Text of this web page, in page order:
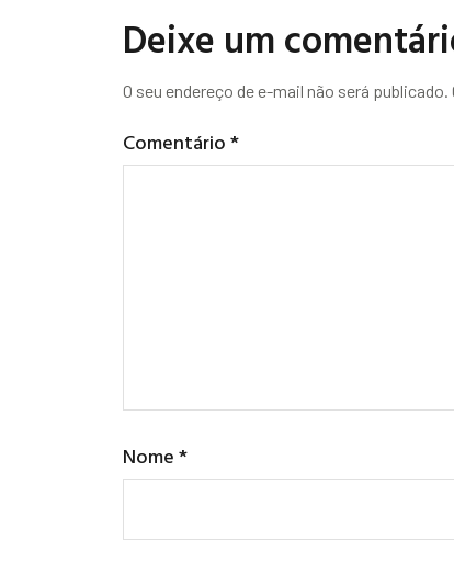
Deixe um
O seu endereço de e-mail não será publicado.
Comentário*
Nome*